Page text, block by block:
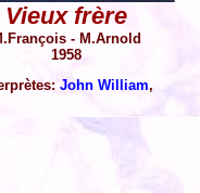
Vieux frère
- M.Arnold
1958
John William,